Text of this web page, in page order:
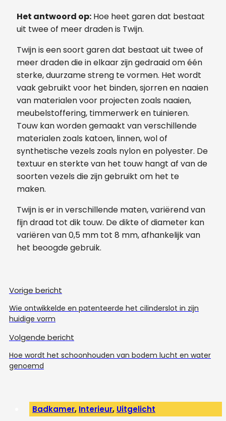
Het antwoord op: Hoe heet garen dat bestaat
uit twee of meer draden is Twijn.
Twijn is een soort garen dat bestaat uit twee of
meer draden die in elkaar zijn gedraaid om één
sterke, duurzame streng te vormen. Het wordt
vaak gebruikt voor het binden, sjorren en naaien
van materialen voor projecten zoals naaien,
meubelstoffering, timmerwerk en tuinieren.
Touw kan worden gemaakt van verschillende
materialen zoals katoen, linnen, wol of
synthetische vezels zoals nylon en polyester. De
textuur en sterkte van het touw hangt af van de
soorten vezels die zijn gebruikt om het te
maken.
Twijn is er in verschillende maten, variërend van
fijn draad tot dik touw. De dikte of diameter kan
variëren van 0,5 mm tot 8 mm, afhankelijk van
het beoogde gebruik.
Vorige bericht
Wie ontwikkelde en patenteerde het cilinderslot in zijn
huidige vorm
Volgende bericht
Hoe wordt het schoonhouden van bodem lucht en water
genoemd
Badkamer, Interieur, Uitgelicht